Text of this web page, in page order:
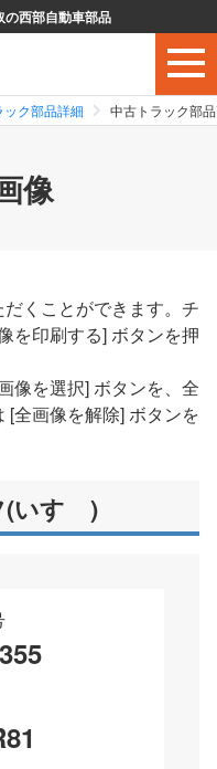
の西部自動車部品
ック部品詳細 中古トラック部
像
くことができます。チ
を印刷する] ボタンを押
像を選択] ボタンを、全
[全画像を解除] ボタンを
いすゞ)